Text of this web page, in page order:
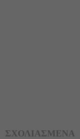
ΣΧΟΛΙΑΣΜΕΝΑ